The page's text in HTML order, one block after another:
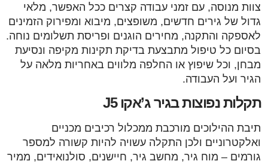
צוות מנוסה, עם זמני עבודה קצרים ככל האפשר, מלאי
גדול של גירים חדשים, משופצים, מיבוא ומפירוק הזמינים
לאספקה והתקנה, מחירים הוגנים ופריסת תשלומים נוחה.
בסיום כל טיפול מתבצעת בדיקת תקינות מקיפה ונסיעת
מבחן, וכל שיפוץ או החלפה מלווים באחריות מלאה על
הגיר ועל העבודה.
תקלות נפוצות בגיר ג’אקו J5
תיבת ההילוכים מורכבת ממכלול רכיבים מכניים
ואלקטרוניים ולכן התקלה עשויה להיות קשורה למספר
גורמים – מוח גיר, מחשב גיר, חיישנים, סולנואידים, ממיר